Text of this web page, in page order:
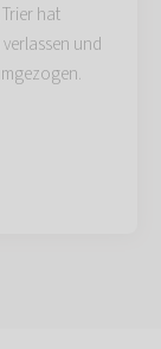
Trier hat
und